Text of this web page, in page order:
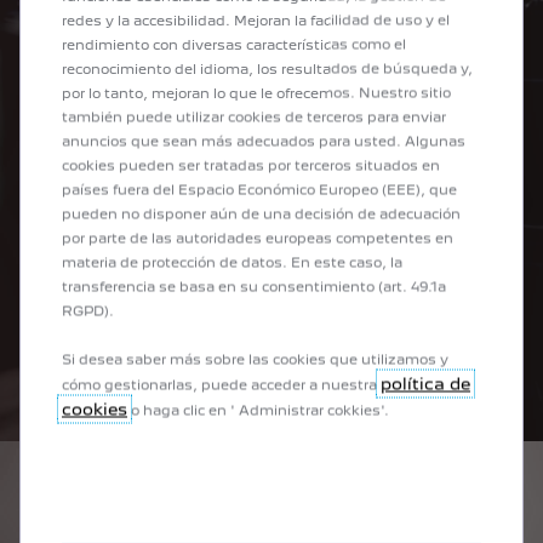
redes y la accesibilidad. Mejoran la facilidad de uso y el
rendimiento con diversas características como el
reconocimiento del idioma, los resultados de búsqueda y,
por lo tanto, mejoran lo que le ofrecemos. Nuestro sitio
también puede utilizar cookies de terceros para enviar
anuncios que sean más adecuados para usted. Algunas
cookies pueden ser tratadas por terceros situados en
países fuera del Espacio Económico Europeo (EEE), que
pueden no disponer aún de una decisión de adecuación
por parte de las autoridades europeas competentes en
materia de protección de datos. En este caso, la
transferencia se basa en su consentimiento (art. 49.1a
RGPD).
Si desea saber más sobre las cookies que utilizamos y
cómo gestionarlas, puede acceder a nuestra política de
cookies o haga clic en ' Administrar cokkies'.